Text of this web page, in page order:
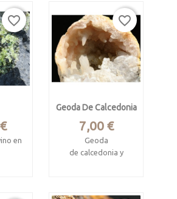
en
favorite_border
Geoda De Calcedonia
Precio
7,00 €
Geoda
de calcedonia y
favorite_border